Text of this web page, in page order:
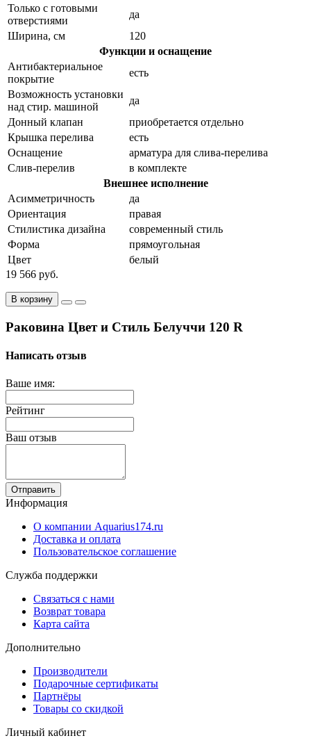
Только с готовыми
отверстиями
да
Ширина, см
120
Функции и оснащение
Антибактериальное
покрытие
есть
Возможность установки
над стир. машиной
да
Донный клапан
приобретается отдельно
Крышка перелива
есть
Оснащение
арматура для слива-перелива
Слив-перелив
в комплекте
Внешнее исполнение
Асимметричность
да
Ориентация
правая
Стилистика дизайна
современный стиль
Форма
прямоугольная
Цвет
белый
19 566 руб.
В корзину
Раковина Цвет и Стиль Белуччи 120 R
Написать отзыв
Ваше имя:
Рейтинг
Ваш отзыв
Отправить
Информация
О компании Aquarius174.ru
Доставка и оплата
Пользовательское соглашение
Служба поддержки
Связаться с нами
Возврат товара
Карта сайта
Дополнительно
Производители
Подарочные сертификаты
Партнёры
Товары со скидкой
Личный кабинет